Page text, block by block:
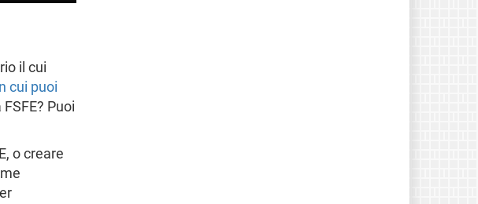
il cui
cui puoi
Puoi
o creare